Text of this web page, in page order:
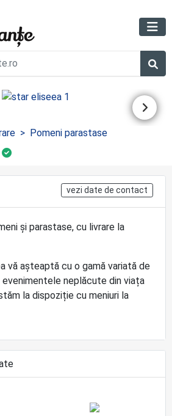
Pomeni parastase
vezi date de contact
și parastase, cu livrare la
vă așteaptă cu o gamă variată de
evenimentele neplăcute din viața
la dispoziție cu meniuri la